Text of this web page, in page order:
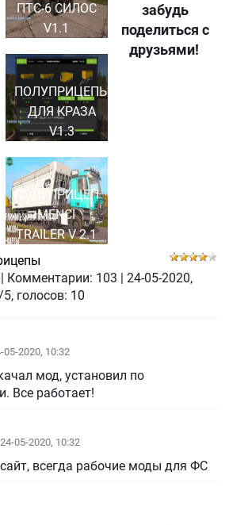
ПТС-6 СИЛОС
V1.1
ПОЛУПРИЦЕПЫ
ДЛЯ КРАЗА
V1.3
ПОЛУПРИЦЕП
MENCI
TRAILER V 2.1
забудь
поделиться с
друзьями!
Комментарии: 103
24-05-2020,
5, голосов: 10
05-2020, 10:32
мод, установил по
Все работает!
24-05-2020, 10:32
всегда рабочие моды для ФС